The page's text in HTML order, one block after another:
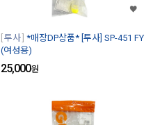
투사 *매장DP상품* [투사] SP-451 FY
(여성용)
25,000원